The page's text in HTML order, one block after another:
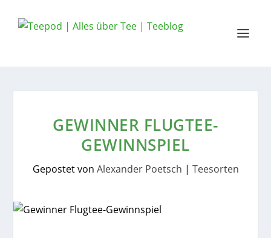
GEWINNER FLUGTEE-
GEWINNSPIEL
Gepostet von Alexander Poetsch | Teesorten